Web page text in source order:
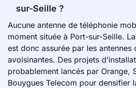
sur-Seille ?
Aucune antenne de téléphonie
moment située à Port-sur-Seille.
est donc assurée par les antennes
avoisinantes. Des projets
probablement lancés par Orange,
Bouygues Telecom pour densifier